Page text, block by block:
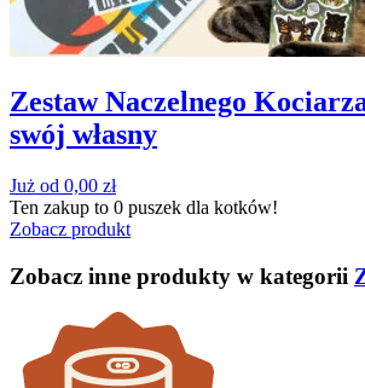
Zestaw Naczelnego
swój własny
Już od 0,00 zł
Ten zakup to 0 puszek dla kotków!
Zobacz produkt
Zobacz inne produkty w kategorii